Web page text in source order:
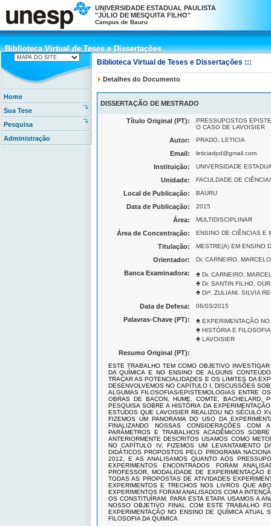
UNIVERSIDADE ESTADUAL PAULISTA
"JÚLIO DE MESQUITA FILHO"
Campus de Bauru
Biblioteca Virtual de Teses e Dissertações
Biblioteca Virtual de Teses e Dissertações
Home
Sua Tese
Pesquisa
Administração
Biblioteca Virtual de Teses e Dissertações :::
Detalhes do Documento
DISSERTAÇÃO DE MESTRADO
Título Original (PT):
PRESSUPOSTOS
O CASO DE LAVOISIER
Autor: PRADO, LETICIA
Email: leticiadpd@gmail.com
Instituição: UNIVERSIDADE
Unidade: FACULDADE DE
Local de Publicação: BAURU
Data de Publicação: 2015
Área: MULTIDISCIPLINAR
Área de Concentração: ENSINO DE CIÊNCIAS E
Titulação: MESTRE(A) EM ENSINO
Orientador: Dr. CARNEIRO,
Banca Examinadora: ♠ Dr. CARNEIRO,
♠ Dr. SANTIN FILHO,
♠ Drª. ZULIANI, SILVIA
Data de Defesa: 06/03/2015
Palavras-Chave (PT): ♠ EXPERIMENTAÇÃO
♠ HISTÓRIA E
♠ LAVOISIER
Resumo Original (PT):
ESTE TRABALHO TEM COMO OBJETIVO
DA QUÍMICA E NO ENSINO DE ALGUNS
TRAÇAR AS POTENCIALIDADES E OS LIMITES DA
DESENVOLVEMOS NO CAPÍTULO I, DISCUSSÕES
ALGUMAS FILOSOFIAS/EPISTEMOLOGIAS ENTRE
OBRAS DE BACON, HUME, COMTE, BACHELARD,
PESQUISA SOBRE A HISTÓRIA DA
ESTUDOS QUE LAVOISIER REALIZOU NO SÉCULO
FIZEMOS UM PANORAMA DO USO DA
FINALIZANDO NOSSAS CONSIDERAÇÕES COM
PARÂMETROS E TRABALHOS ACADÊMICOS
ANTERIORMENTE DESCRITOS USAMOS COMO
NO CAPÍTULO IV, FIZEMOS UM LEVANTAMENTO
DIDÁTICOS PROPOSTOS PELO PROGRAMA
2012, E AS ANALISAMOS QUANTO AOS
EXPERIMENTOS ENCONTRADOS FORAM
PROFESSOR, MODALIDADE DE
TODAS AS PROPOSTAS DE ATIVIDADES
EXPERIMENTOS E TRECHOS NOS LIVROS QUE
EXPERIMENTOS FORAM ANALISADOS COM A
OS CONSTITUÍRAM. PARA ESTA ETAPA USAMOS A
NOSSO OBJETIVO FINAL COM ESTE TRABALHO
EXPERIMENTAÇÃO NO ENSINO DE QUÍMICA ATUAL
FILOSOFIA DA QUÍMICA